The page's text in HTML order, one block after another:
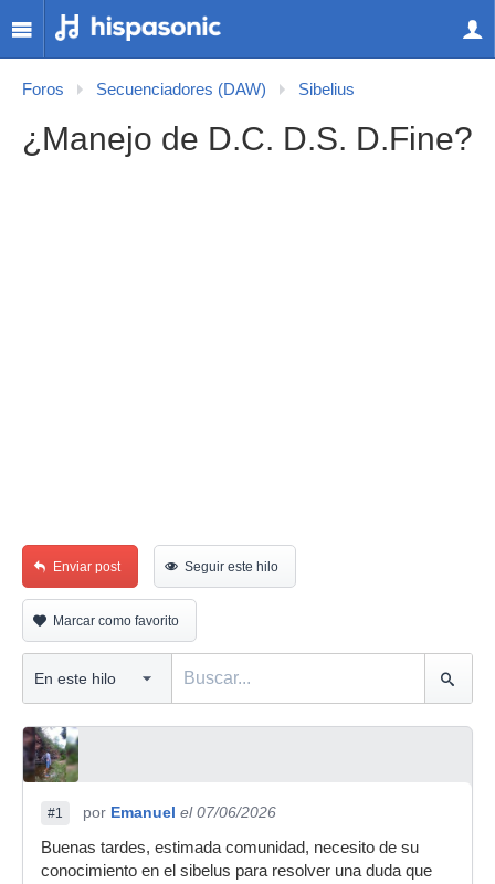
Foros Secuenciadores (DAW) Sibelius
¿Manejo de D.C. D.S. D.Fine?
Enviar post Seguir este hilo
Marcar como favorito
#1 por Emanuel el 07/06/2026
Buenas tardes, estimada comunidad, necesito de su
conocimiento en el sibelus para resolver una duda que